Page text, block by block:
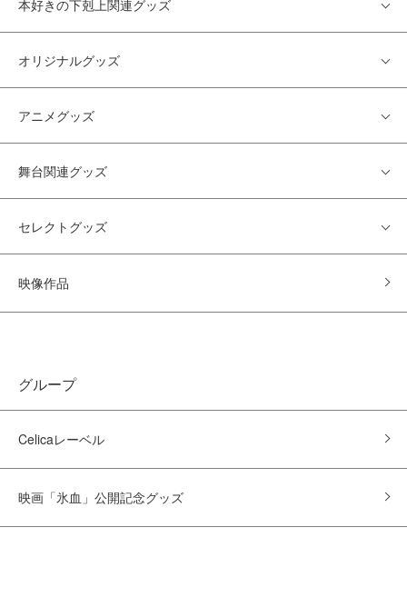
本好きの下剋上関連グッズ
オリジナルグッズ
アニメグッズ
舞台関連グッズ
セレクトグッズ
映像作品
グループ
Celicaレーベル
映画「氷血」公開記念グッズ